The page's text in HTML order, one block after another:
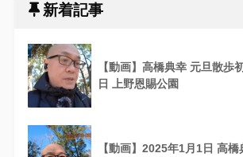
新着記事
【動画】高橋典幸 元旦散歩
日 上野恩賜公園
【動画】2025年1月1日 高